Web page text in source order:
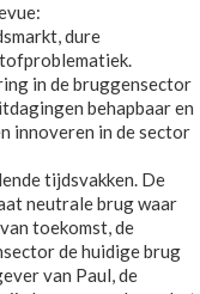
dure
in de bruggensector
behapbaar en
innoveren in de sector
tijdsvakken. De
neutrale brug waar
toekomst, de
de huidige brug
van Paul, de